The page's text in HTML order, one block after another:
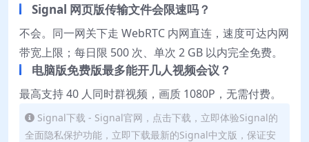
Signal 网页版传输文件会限速吗？
不会。同一网关下走 WebRTC 内网直连，速度可达内网
带宽上限；每日限 500 次、单次 2 GB 以内完全免费。
电脑版免费版最多能开几人视频会议？
最高支持 40 人同时群视频，画质 1080P，无需付费。
Signal下载 - Signal官网，点击下载，立即体验Signal的
全面隐私保护功能，立即下载最新的Signal中文版，保证安